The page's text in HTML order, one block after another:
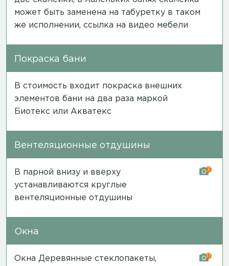
может быть заменена на табуретку в таком
же исполнении, ссылка на видео мебели
Покраска бани
В стоимость входит покраска внешних
элементов бани на два раза маркой
Биотекс или Акватекс
Вентеляционные отдушины
В парной внизу и вверху
устанавливаются круглые
вентеляционные отдушины
3
Окна
Окна Деревянные стеклопакеты,
17